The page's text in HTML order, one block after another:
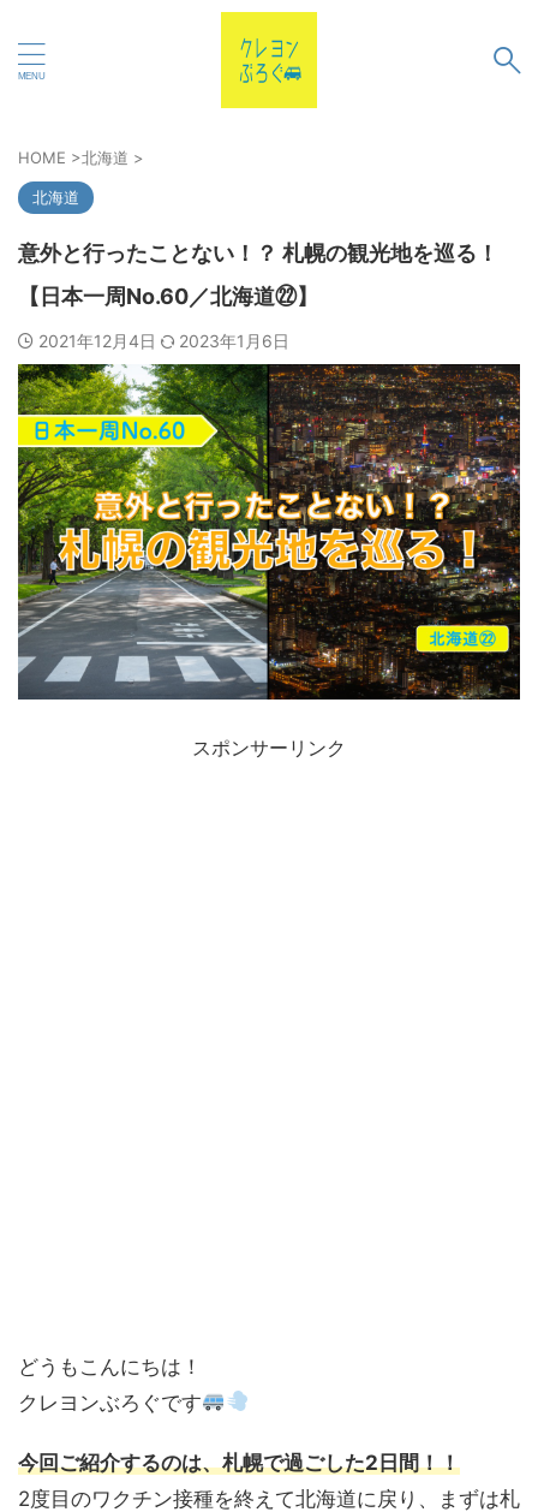
HOME >北海道 >
北海道
意外と行ったことない！？ 札幌の観光地を巡る！
【日本一周No.60／北海道㉒】
2021年12月4日 2023年1月6日
スポンサーリンク
どうもこんにちは！
クレヨンぶろぐです
今回ご紹介するのは、札幌で過ごした2日間！！
2度目のワクチン接種を終えて北海道に戻り、まずは札